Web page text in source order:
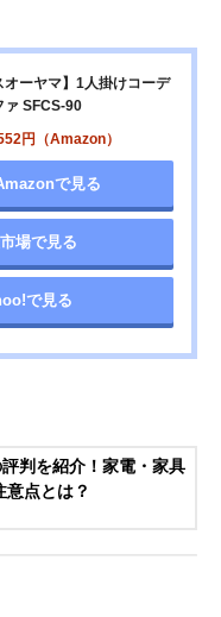
オーヤマ】1人掛けコーデ
ァ SFCS-90
円（Amazon）
で見る
場で見る
で見る
判を紹介！家電・家具
意点とは？